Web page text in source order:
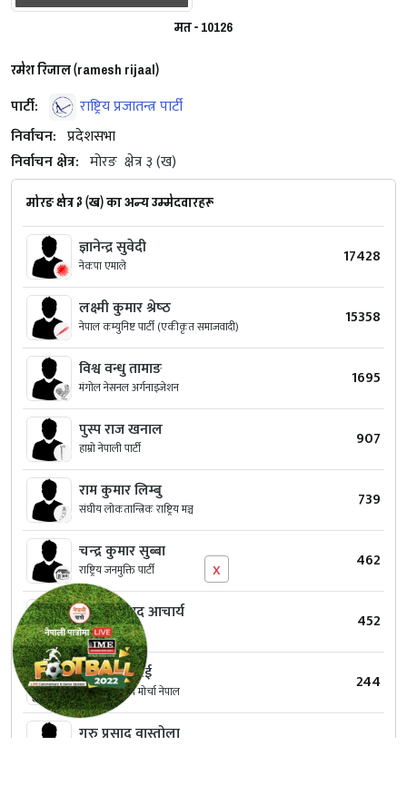
मत - 10126
रमेश रिजाल (ramesh rijaal)
पार्टी:
राष्ट्रिय प्रजातन्त्र पार्टी
निर्वाचन: प्रदेशसभा
निर्वाचन क्षेत्र: मोरङ क्षेत्र ३ (ख)
मोरङ क्षेत्र ३ (ख) का अन्य उम्मेदवारहरू
ज्ञानेन्द्र सुवेदी
नेकपा एमाले 17428
लक्ष्मी कुमार श्रेष्‍ठ
नेपाल कम्युनिष्ट पार्टी (एकीकृत समाजवादी) 15358
विश्व वन्धु तामाङ
मंगोल नेसनल अर्गनाइजेशन 1695
पुस्प राज खनाल
हाम्रो नेपाली पार्टी 907
राम कुमार लिम्बु
संघीय लोकतान्त्रिक राष्ट्रिय मञ्च 739
चन्‍द्र कुमार सुब्‍बा
राष्ट्रिय जनमुक्ति पार्टी 462
ऐश्‍वर्य प्रसाद आचार्य
स्वतन्त्र 452
तेज प्रसाद राई
खम्वुवान राष्ट्रिय मोर्चा नेपाल 244
गुरु प्रसाद वास्तोला
x